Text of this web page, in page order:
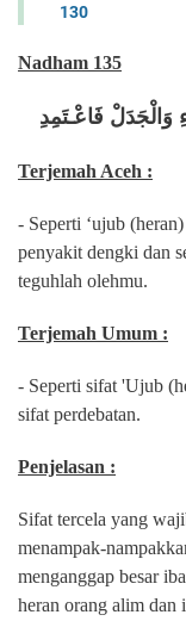
130
Nadham 135
وَالْجَدَلْ فَاعْـتَمِدِ
Terjemah Aceh :
- Seperti ‘ujub
penyakit dengki dan
teguhlah olehmu.
Terjemah Umum :
- Seperti sifat 'Ujub
sifat perdebatan.
Penjelasan :
Sifat tercela yang
menampak-
menganggap besar
heran orang alim dan